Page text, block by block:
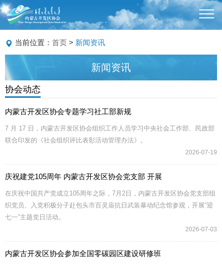
当前位置： 首页 > 新闻资讯
新闻资讯
协会动态
内蒙古开发区协会专题学习社工部新规
7 月 17 日，内蒙古开发区协会组织工作人员学习中央社会工作部、民政部
联合印发的《社会组织评比表彰活动管理办法》。
2026-07-19
庆祝建党105周年 内蒙古开发区协会党支部 开展
在庆祝中国共产党成立105周年之际，7月2日，内蒙古开发区协会党支部组
织党员、入党积极分子赴包头市百灵庙抗日武装暴动纪念馆参观，开展“迎
七一”主题党日活动。
2026-07-03
内蒙古开发区协会参加全国零碳园区建设研修班